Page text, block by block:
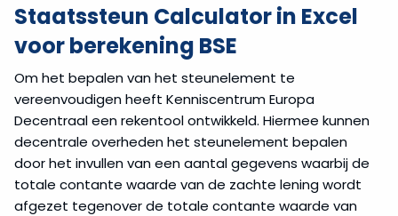
Staatssteun Calculator in Excel
voor berekening BSE
Om het bepalen van het steunelement te
vereenvoudigen heeft Kenniscentrum Europa
Decentraal een rekentool ontwikkeld. Hiermee kunnen
decentrale overheden het steunelement bepalen
door het invullen van een aantal gegevens waarbij de
totale contante waarde van de zachte lening wordt
afgezet tegenover de totale contante waarde van